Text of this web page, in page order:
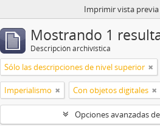
Imprimir vista previa
Mostrando 1
Descripción archivística
Sólo las descripciones de nivel superior
Imperialismo Con objetos digitales
Opciones avanzadas